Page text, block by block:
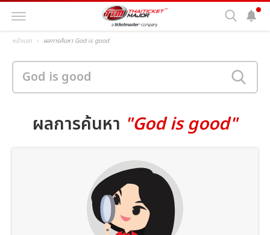
หน้าแรก ผลการค้นหา God is good
ผลการค้นหา "God is good"